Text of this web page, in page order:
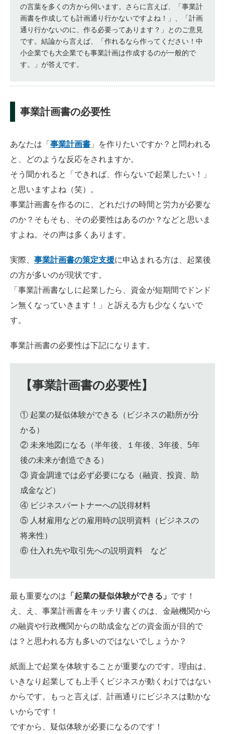
の言葉を多くの方から伺います。さらに言えば、「事業計
画書を作成しても計画通り行かないですよね！」、「計画
通り行かないのに、作る必要ってあります？」とのご意見
です。結論から言えば、「作れるなら作ってください！中
小企業でも大企業でも事業計画は作成するのが一般的で
す。」が答えです。
事業計画書の必要性
あなたは「 事業計画書 」を作りたいですか？と問われる
と、どのような反応をされますか。
そう聞かれると「できれば、作らないで起業したい！」
と思いますよね（笑）。
事業計画書を作るのに、どれだけの時間と労力が必要な
のか？そもそも、その必要性はあるのか？などと思いま
すよね。その声は多くあります。
実際、 事業計画書の策定支援に申込まれる方は、起業後
の方が多いのが現状です。
「事業計画書なしに起業したら、資金が短期間でドンド
ン無くなっていきます！」と訴える方も少なくないで
す。
事業計画書の必要性は下記になります。
【事業計画書の必要性】
① 起業の疑似体験ができる（ビジネスの勘所が分
かる）
② 未来地図になる（半年後、１年後、3年後、5年
後の未来が創造できる）
③ 資金調達では必ず必要になる（融資、投資、助
成金など）
④ ビジネスパートナーへの説得材料
⑤ 人材雇用などの雇用時の説明資料（ビジネスの
将来性）
⑥ 仕入れ先や取引先への説明資料 など
最も重要なのは 「起業の疑似体験ができる」 です！
え、え、事業計画書をキッチリ書くのは、金融機関から
の融資や行政機関からの助成金などの資金面が目的で
は？と思われる方も多いのではないでしょうか？
紙面上で起業を体験することが重要なのです。理由は、
いきなり起業しても上手くビジネスが動くわけではない
からです。もっと言えば、計画通りにビジネスは動かな
いからです！
ですから、疑似体験が必要になるのです！